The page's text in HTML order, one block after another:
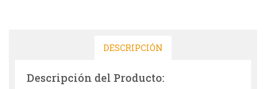
DESCRIPCIÓN
Descripción del Producto: